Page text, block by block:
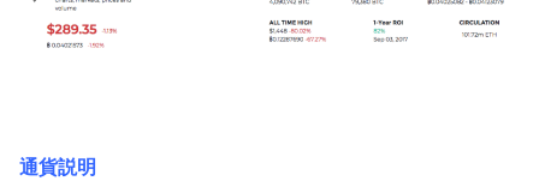
通貨説明